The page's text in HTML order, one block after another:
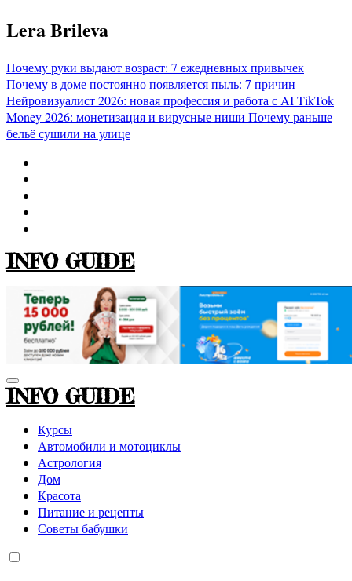
Перейти
к
Lera Brileva
Почему руки выдают возраст: 7 ежедневных привычек
Почему в доме постоянно появляется пыль: 7 причин
Нейровизуалист 2026: новая профессия и работа с AITikTok
Money 2026: монетизация и вирусные ниши Почему раньше
бельё сушили на улице
INFO GUIDE
INFO GUIDE
Курсы
Автомобили и мотоциклы
Астрология
Дом
Красота
Питание и рецепты
Советы бабушки